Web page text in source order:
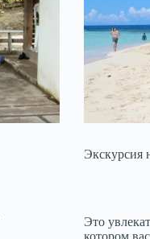
Экскурсия
Это